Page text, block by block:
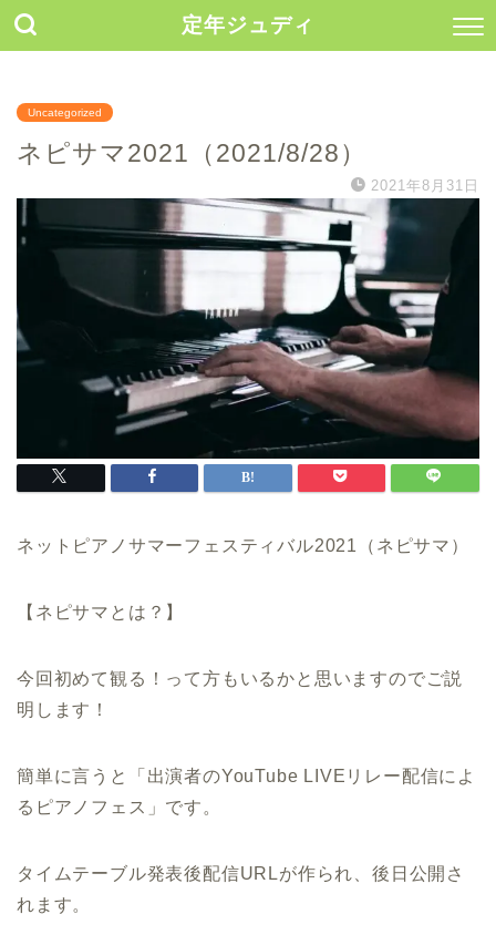
定年ジュディ
Uncategorized
ネピサマ2021（2021/8/28）
2021年8月31日
ネットピアノサマーフェスティバル2021（ネピサマ）
【ネピサマとは？】
今回初めて観る！って方もいるかと思いますのでご説
明します！
簡単に言うと「出演者のYouTube LIVEリレー配信によ
るピアノフェス」 です。
タイムテーブル発表後配信URLが作られ、後日公開さ
れます。